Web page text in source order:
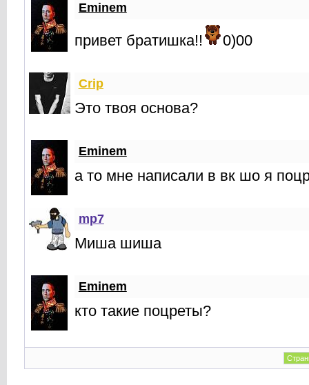
Eminem
привет братишка!! 0)00
Crip
Это твоя основа?
Eminem
а то мне написали в вк шо я
mp7
Миша шиша
Eminem
кто такие поцреты?